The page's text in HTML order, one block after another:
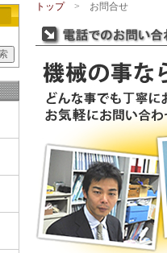
トップ> お問合せ